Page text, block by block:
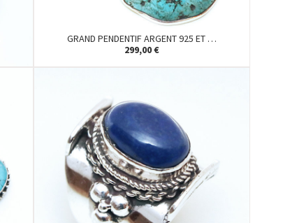
GRAND PENDENTIF ARGENT 925 ET …
299,00 €